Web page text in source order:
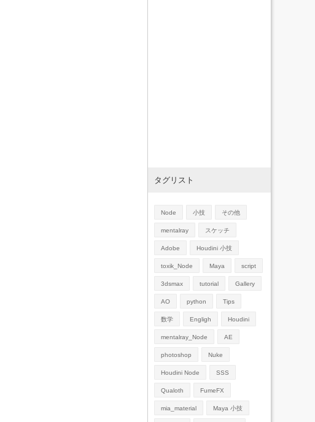
タグリスト
Node 小技 その他
mentalray スケッチ
Adobe Houdini 小技
toxik_Node Maya script
3dsmax tutorial Gallery
AO python Tips
数学 Engligh Houdini
mentalray_Node AE
photoshop Nuke
Houdini Node SSS
Qualoth FumeFX
mia_material Maya 小技